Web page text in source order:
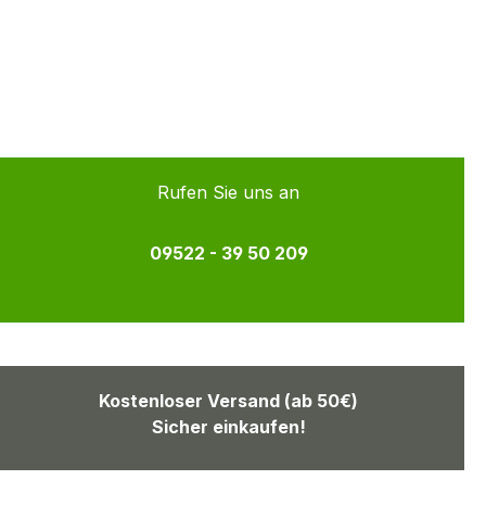
Rufen Sie uns an
09522 - 39 50 209
Kostenloser Versand (ab 50€)
Sicher einkaufen!